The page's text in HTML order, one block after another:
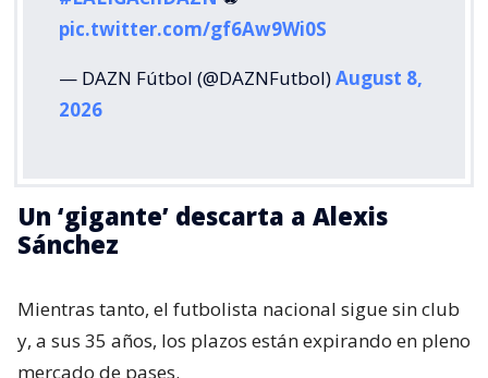
pic.twitter.com/gf6Aw9Wi0S
— DAZN Fútbol (@DAZNFutbol)August 8,
2026
Un ‘gigante’ descarta a Alexis
Sánchez
Mientras tanto, el futbolista nacional sigue sin club
y, a sus 35 años, los plazos están expirando en pleno
mercado de pases.